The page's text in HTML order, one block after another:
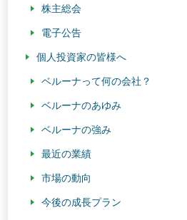
株主総会
電子公告
個人投資家の皆様へ
ベルーナって何の会社？
ベルーナのあゆみ
ベルーナの強み
最近の業績
市場の動向
今後の成長プラン